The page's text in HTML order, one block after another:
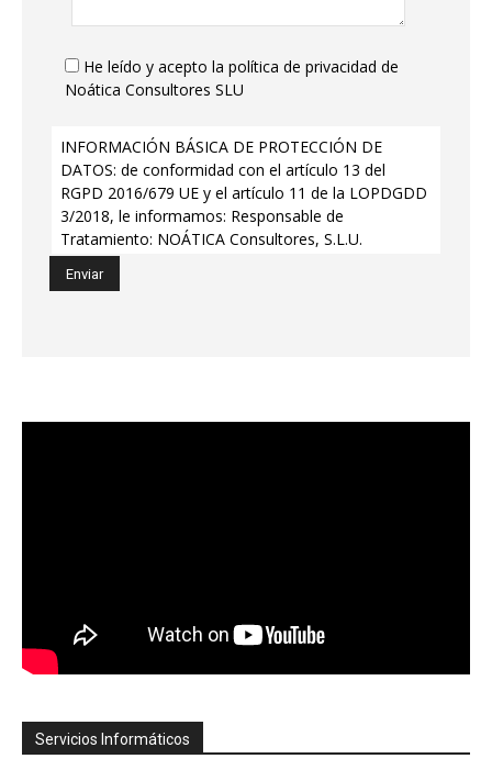
He leído y acepto la política de privacidad de
Noática Consultores SLU
INFORMACIÓN BÁSICA DE PROTECCIÓN DE
DATOS: de conformidad con el artículo 13 del
RGPD 2016/679 UE y el artículo 11 de la LOPDGDD
3/2018, le informamos: Responsable de
Tratamiento: NOÁTICA Consultores, S.L.U.
www.noatica.es B91501254. Base de Legitimación
del tratamiento: el consentimiento (Art. 6.1 a)
objeto de tratamiento. Sus derechos en materia de
su consentimiento en cualquier momento. Para
electrónico a info@noatica.com acreditando
posibilidad de presentar reclamación ante la
Agencia Española de Protección de Datos
Servicios Informáticos